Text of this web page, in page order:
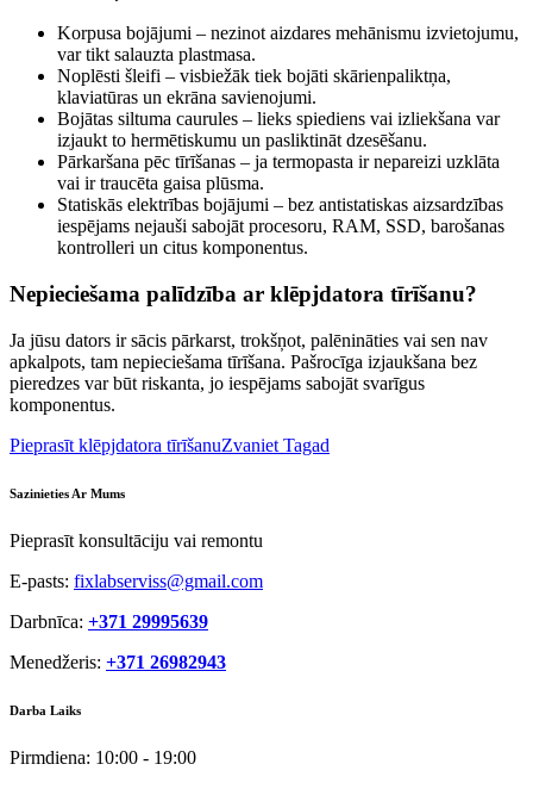
Korpusa bojājumi – nezinot aizdares mehānismu izvietojumu,
var tikt salauzta plastmasa.
Noplēsti šleifi – visbiežāk tiek bojāti skārienpaliktņa,
klaviatūras un ekrāna savienojumi.
Bojātas siltuma caurules – lieks spiediens vai izliekšana var
izjaukt to hermētiskumu un pasliktināt dzesēšanu.
Pārkaršana pēc tīrīšanas – ja termopasta ir nepareizi uzklāta
vai ir traucēta gaisa plūsma.
Statiskās elektrības bojājumi – bez antistatiskas aizsardzības
iespējams nejauši sabojāt procesoru, RAM, SSD, barošanas
kontrolleri un citus komponentus.
Nepieciešama palīdzība ar klēpjdatora tīrīšanu?
Ja jūsu dators ir sācis pārkarst, trokšņot, palēnināties vai sen nav
apkalpots, tam nepieciešama tīrīšana. Pašrocīga izjaukšana bez
pieredzes var būt riskanta, jo iespējams sabojāt svarīgus
komponentus.
Pieprasīt klēpjdatora tīrīšanuZvaniet Tagad
Sazinieties Ar Mums
Pieprasīt konsultāciju vai remontu
E-pasts: fixlabserviss@gmail.com
Darbnīca: +371 29995639
Menedžeris: +371 26982943
Darba Laiks
Pirmdiena: 10:00 - 19:00